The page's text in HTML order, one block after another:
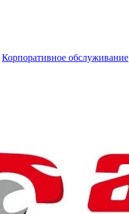
Корпоративное обслуживание